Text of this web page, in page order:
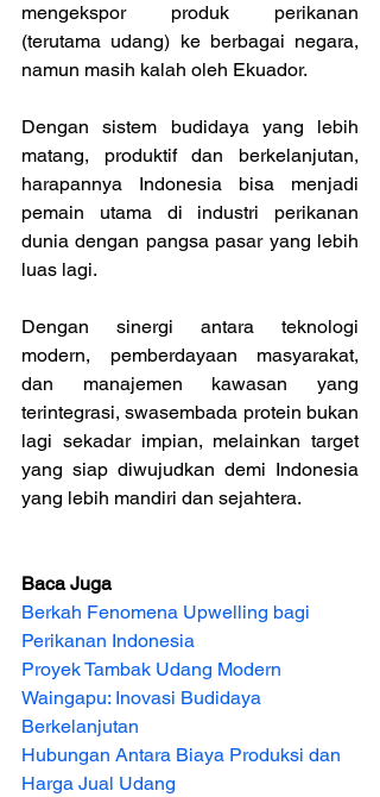
mengekspor produk perikanan
(terutama udang) ke berbagai negara,
namun masih kalah oleh Ekuador.
Dengan sistem budidaya yang lebih
matang, produktif dan berkelanjutan,
harapannya Indonesia bisa menjadi
pemain utama di industri perikanan
dunia dengan pangsa pasar yang lebih
luas lagi.
Dengan sinergi antara teknologi
modern, pemberdayaan masyarakat,
dan manajemen kawasan yang
terintegrasi, swasembada protein bukan
lagi sekadar impian, melainkan target
yang siap diwujudkan demi Indonesia
yang lebih mandiri dan sejahtera.
Baca Juga
Berkah Fenomena Upwelling bagi
Perikanan Indonesia
Proyek Tambak Udang Modern
Waingapu: Inovasi Budidaya
Berkelanjutan
Hubungan Antara Biaya Produksi dan
Harga Jual Udang